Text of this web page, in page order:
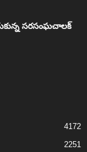
సరసంఘచాలక్
4172
2251